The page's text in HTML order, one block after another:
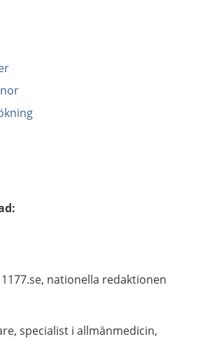
:
1177.se, nationella redaktionen
specialist i allmänmedicin,